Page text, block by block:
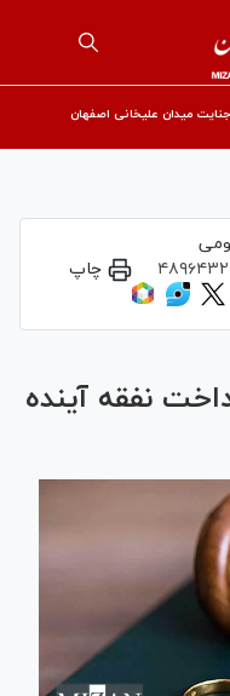
میدان علیخانی اصفهان
۴۸۹۶۴۳۲ چاپ
نفقه آینده